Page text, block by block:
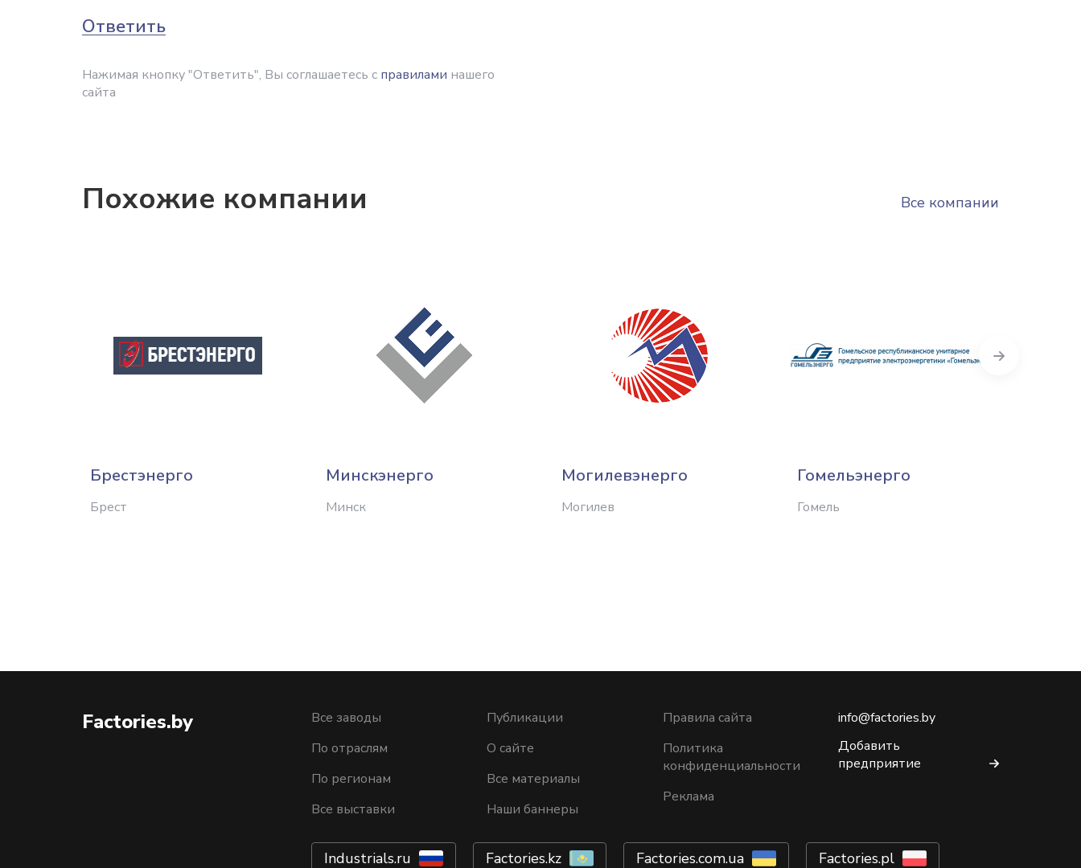
Ответить
Нажимая кнопку "Ответить", Вы соглашаетесь с правилами нашего
сайта
Похожие компании Все компании
Брестэнерго
Брест
Минскэнерго
Минск
Могилевэнерго
Могилев
Гомельэнерго
Гомель
Factories.by
Все заводы
По отраслям
По регионам
Все выставки
Публикации
О сайте
Все материалы
Наши баннеры
Правила сайта
Политика
конфиденциальности
Реклама
info@factories.by
Добавить
предприятие
Industrials.ru Factories.kz Factories.com.ua Factories.pl